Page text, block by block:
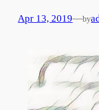
Apr 13, 2019—by